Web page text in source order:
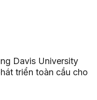
Davis University
triển toàn cầu cho